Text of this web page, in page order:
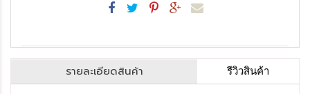
รายละเอียดสินค้า รีวิวสินค้า